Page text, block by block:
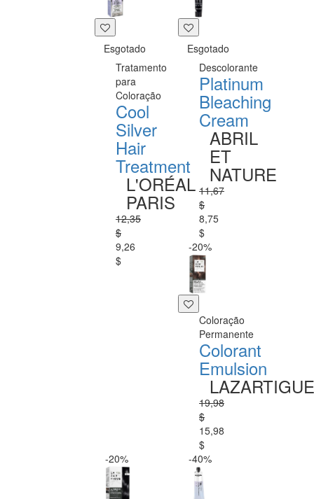
Esgotado
Tratamento
para
Coloração
Cool
Silver
Hair
Treatment
L'ORÉAL
PARIS
12,35
$
9,26
$
Esgotado
Descolorante
Platinum
Bleaching
Cream
ABRIL
ET
NATURE
11,67
$
8,75
$
-20%
Coloração
Permanente
Colorant
Emulsion
LAZARTIGUE
19,98
$
15,98
$
-20%
-40%